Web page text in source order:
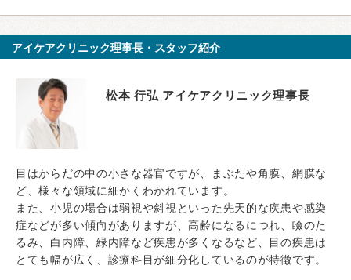
アイケアクリニック理事長・スタッフ紹介
松本 行弘 アイケアクリニック理事長
目はからだの中の小さな器官ですが、まぶたや角膜、網膜な
ど、様々な領域に細かくわかれています。
また、小児の場合は弱視や斜視といった先天的な疾患や感染
症などが多い傾向がありますが、高齢になるにつれ、瞼のた
るみ、白内障、緑内障など疾患が多くなるなど、目の疾患は
とても幅が広く、診療科目が細分化しているのが特徴です。